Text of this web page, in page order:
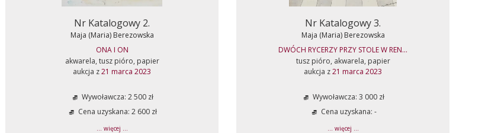
Nr Katalogowy 2.
Maja (Maria) Berezowska
ONA I ON
akwarela, tusz pióro, papier
aukcja z21 marca 2023
Wywoławcza: 2 500 zł
Cena uzyskana: 2 600 zł
... więcej ...
Nr Katalogowy 3.
Maja (Maria) Berezowska
DWÓCH RYCERZY PRZY STOLE W REN...
tusz pióro, akwarela, papier
aukcja z21 marca 2023
Wywoławcza: 3 000 zł
Cena uzyskana: -
... więcej ...